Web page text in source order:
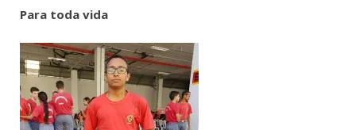
Para toda vida